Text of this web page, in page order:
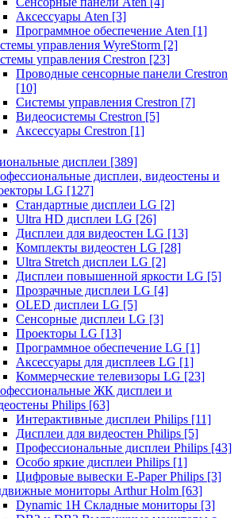
Аксессуары Aten [3]
Программное обеспечение Aten [1]
управления WyreStorm [2]
управления Crestron [23]
Проводные сенсорные панели Crestron
[10]
Системы управления Crestron [7]
Видеосистемы Crestron [5]
Аксессуары Crestron [1]
дисплеи [389]
дисплеи, видеостены и
LG [127]
Стандартные дисплеи LG [2]
Ultra HD дисплеи LG [26]
Дисплеи для видеостен LG [13]
Комплекты видеостен LG [28]
Ultra Stretch дисплеи LG [2]
Дисплеи повышенной яркости LG [5]
Прозрачные дисплеи LG [4]
OLED дисплеи LG [5]
Сенсорные дисплеи LG [3]
Проекторы LG [13]
Программное обеспечение LG [1]
Аксессуары для дисплеев LG [1]
Коммерческие телевизоры LG [23]
ЖК дисплеи и
Philips [63]
Интерактивные дисплеи Philips [11]
Дисплеи для видеостен Philips [5]
Профессиональные дисплеи Philips [43]
Особо яркие дисплеи Philips [1]
Цифровые вывески E-Paper Philips [3]
мониторы Arthur Holm [63]
Dynamic 1Н Складные мониторы [3]